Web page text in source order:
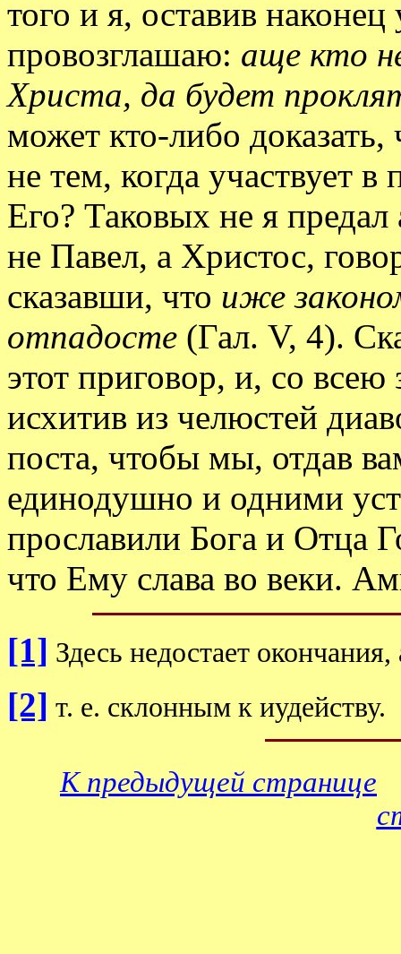
того и я, оставив
провозглашаю: аще кто
Христа, да будет
может кто-либо
не тем, когда участвует
Его? Таковых не я
не Павел, а Христос,
сказавши, что иже
отпадосте (Гал. V, 4).
этот приговор, и, со
исхитив из челюстей
поста, чтобы мы, отдав
единодушно и одними
прославили Бога и Отца
что Ему слава во веки.
[1] Здесь недостает
[2] т. е. склонным к иудейству.
К предыдущей странице